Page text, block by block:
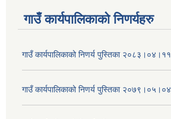
गाउँ कार्यपालिकाकाे निणर्यहरु
गाउँ कार्यपालिकाको निणर्य पुस्तिका २०८३।०४।११
गाउँ कार्यपालिकाको निणर्य पुस्तिका २०७९।०५।०४